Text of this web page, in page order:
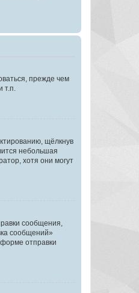
прежде чем
щёлкнув
небольшая
хотя они могут
сообщения,
сообщений»
отправки